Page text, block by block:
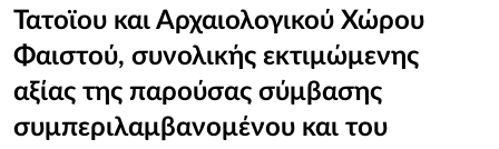
Τατοϊου και Αρχαιολογικού Χώρου
Φαιστού, συνολικής εκτιμώμενης
αξίας της παρούσας σύμβασης
συμπεριλαμβανομένου και του